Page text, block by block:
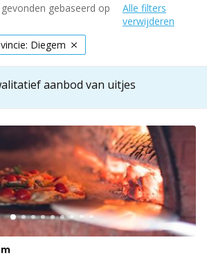
gebaseerd op
Alle filters
verwijderen
Diegem
aanbod van uitjes